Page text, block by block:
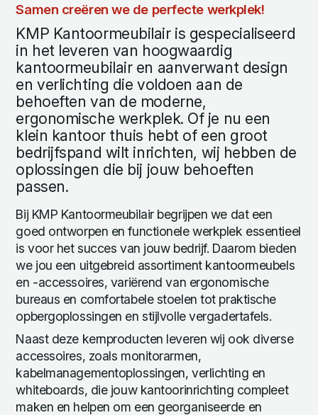
Samen creëren we de perfecte werkplek!
KMP Kantoormeubilair is gespecialiseerd
in het leveren van hoogwaardig
kantoormeubilair en aanverwant design
en verlichting die voldoen aan de
behoeften van de moderne,
ergonomische werkplek. Of je nu een
klein kantoor thuis hebt of een groot
bedrijfspand wilt inrichten, wij hebben de
oplossingen die bij jouw behoeften
passen.
Bij KMP Kantoormeubilair begrijpen we dat een
goed ontworpen en functionele werkplek essentieel
is voor het succes van jouw bedrijf. Daarom bieden
we jou een uitgebreid assortiment kantoormeubels
en -accessoires, variërend van ergonomische
bureaus en comfortabele stoelen tot praktische
opbergoplossingen en stijlvolle vergadertafels.
Naast deze kernproducten leveren wij ook diverse
accessoires, zoals monitorarmen,
kabelmanagementoplossingen, verlichting en
whiteboards, die jouw kantoorinrichting compleet
maken en helpen om een georganiseerde en